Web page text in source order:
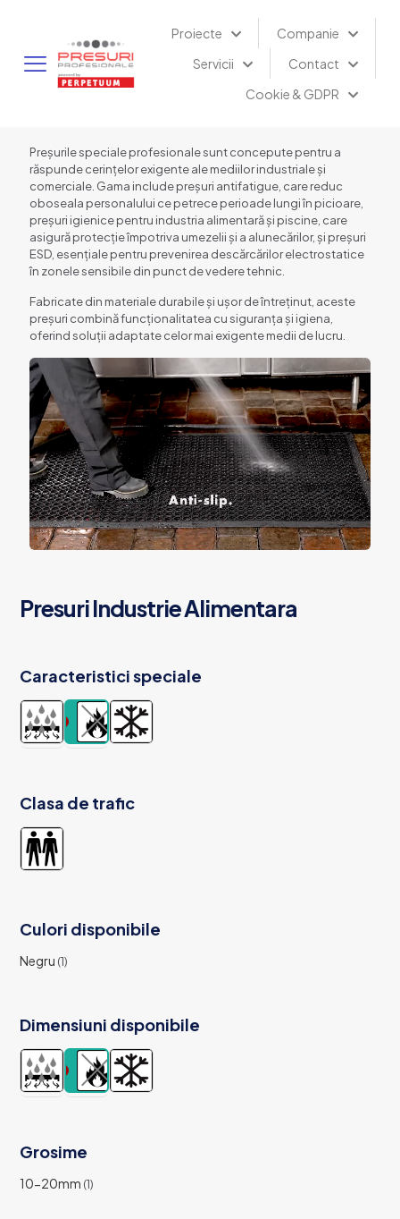
Proiecte
Companie
Servicii
Contact
Cookie & GDPR
Preșurile speciale profesionale sunt concepute pentru a
răspunde cerințelor exigente ale mediilor industriale și
comerciale. Gama include preșuri antifatigue, care reduc
oboseala personalului ce petrece perioade lungi în picioare,
preșuri igienice pentru industria alimentară și piscine, care
asigură protecție împotriva umezelii și a alunecărilor, și preșuri
ESD, esențiale pentru prevenirea descărcărilor electrostatice
în zonele sensibile din punct de vedere tehnic.
Fabricate din materiale durabile și ușor de întreținut, aceste
preșuri combină funcționalitatea cu siguranța și igiena,
oferind soluții adaptate celor mai exigente medii de lucru.
Presuri Industrie Alimentara
Caracteristici speciale
Clasa de trafic
Culori disponibile
Negru (1)
Dimensiuni disponibile
Grosime
10-20mm (1)